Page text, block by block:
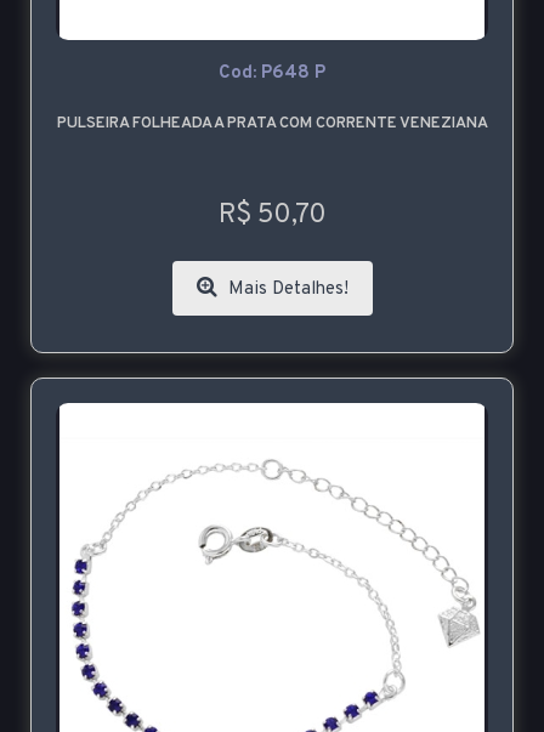
Cod: P648 P
PULSEIRA FOLHEADA A PRATA COM CORRENTE VENEZIANA
R$ 50,70
Mais Detalhes!